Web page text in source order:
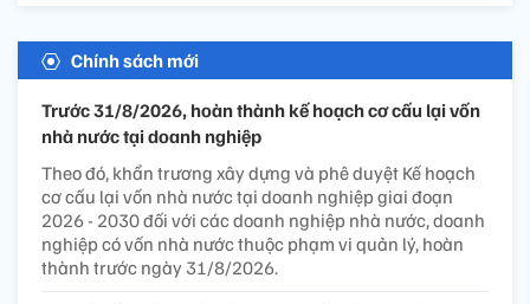
Chính sách mới
Trước 31/8/2026, hoàn thành kế hoạch cơ cấu lại vốn
nhà nước tại doanh nghiệp
Theo đó, khẩn trương xây dựng và phê duyệt Kế hoạch
cơ cấu lại vốn nhà nước tại doanh nghiệp giai đoạn
2026 - 2030 đối với các doanh nghiệp nhà nước, doanh
nghiệp có vốn nhà nước thuộc phạm vi quản lý, hoàn
thành trước ngày 31/8/2026.